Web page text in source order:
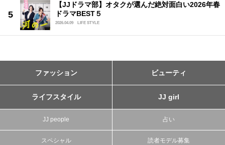
【JJドラマ部】オタクが選んだ絶対面白い2026年春
ドラマBEST５
2026.04.09 LIFE STYLE
ファッション ビューティ
ライフスタイル JJ girl
JJ people 占い
スペシャル 読者モデル募集